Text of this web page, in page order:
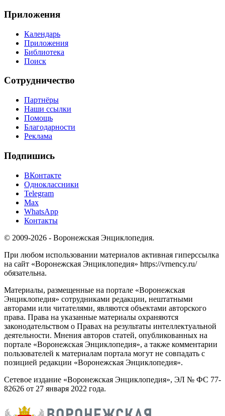
Приложения
Календарь
Приложения
Библиотека
Поиск
Сотрудничество
Партнёры
Наши ссылки
Помощь
Благодарности
Реклама
Подпишись
ВКонтакте
Одноклассники
Telegram
Max
WhatsApp
Контакты
© 2009-2026 - Воронежская Энциклопедия.
При любом использовании материалов активная гиперссылка
на сайт «Воронежская Энциклопедия» https://vrnency.ru/
обязательна.
Материалы, размещенные на портале «Воронежская
Энциклопедия» сотрудниками редакции, нештатными
авторами или читателями, являются объектами авторского
права. Права на указанные материалы охраняются
законодательством о Правах на результаты интеллектуальной
деятельности. Мнения авторов статей, опубликованных на
портале «Воронежская Энциклопедия», а также комментарии
пользователей к материалам портала могут не совпадать с
позицией редакции «Воронежская Энциклопедия».
Сетевое издание «Воронежская Энциклопедия», ЭЛ № ФС 77-
82626 от 27 января 2022 года.